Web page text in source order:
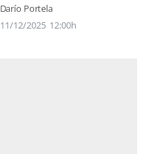
Darío Portela
11/12/2025 12:00h